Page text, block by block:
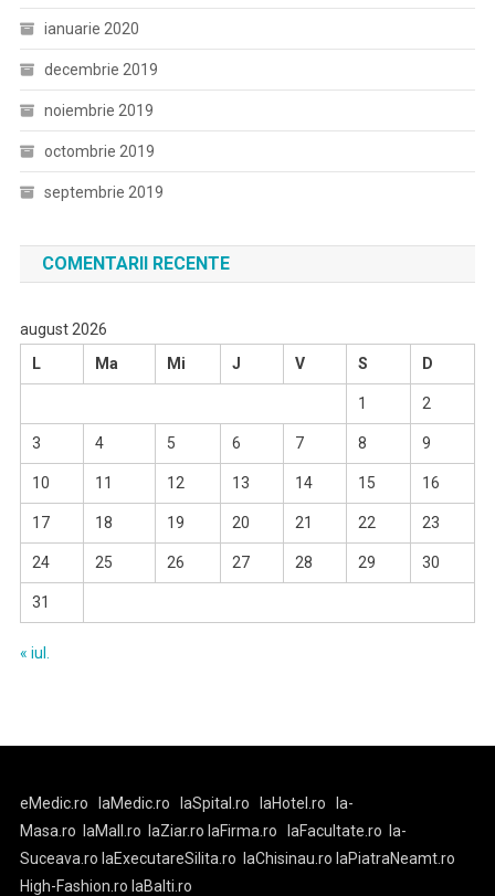
ianuarie 2020
decembrie 2019
noiembrie 2019
octombrie 2019
septembrie 2019
COMENTARII RECENTE
august 2026
L
Ma Mi J V S D
1 2
3 4 5 6 7 8 9
10 11 12 13 14 15 16
17 18 19 20 21 22 23
24 25 26 27 28 29 30
31
« iul.
eMedic.ro laMedic.ro laSpital.ro laHotel.ro
la-
Masa.ro
laMall.ro laZiar.ro laFirma.ro laFacultate.ro
la-
Suceava.ro laExecutareSilita.ro laChisinau.ro laPiatraNeamt.ro
High-Fashion.ro laBalti.ro